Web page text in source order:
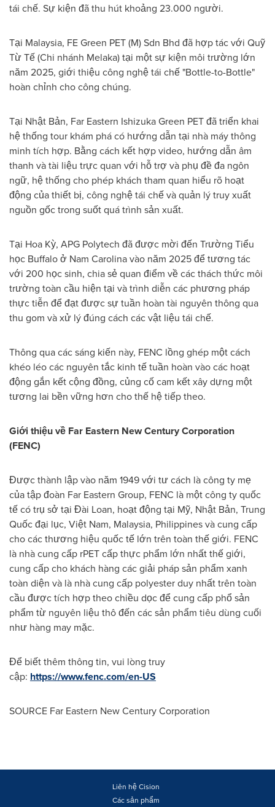
tái chế. Sự kiện đã thu hút khoảng 23.000 người.
Tại Malaysia, FE Green PET (M) Sdn Bhd đã hợp tác với Quỹ
Từ Tế (Chi nhánh Melaka) tại một sự kiện môi trường lớn
năm 2025, giới thiệu công nghệ tái chế "Bottle-to-Bottle"
hoàn chỉnh cho công chúng.
Tại Nhật Bản, Far Eastern Ishizuka Green PET đã triển khai
hệ thống tour khám phá có hướng dẫn tại nhà máy thông
minh tích hợp. Bằng cách kết hợp video, hướng dẫn âm
thanh và tài liệu trực quan với hỗ trợ và phụ đề đa ngôn
ngữ, hệ thống cho phép khách tham quan hiểu rõ hoạt
động của thiết bị, công nghệ tái chế và quản lý truy xuất
nguồn gốc trong suốt quá trình sản xuất.
Tại Hoa Kỳ, APG Polytech đã được mời đến Trường Tiểu
học Buffalo ở Nam Carolina vào năm 2025 để tương tác
với 200 học sinh, chia sẻ quan điểm về các thách thức môi
trường toàn cầu hiện tại và trình diễn các phương pháp
thực tiễn để đạt được sự tuần hoàn tài nguyên thông qua
thu gom và xử lý đúng cách các vật liệu tái chế.
Thông qua các sáng kiến này, FENC lồng ghép một cách
khéo léo các nguyên tắc kinh tế tuần hoàn vào các hoạt
động gắn kết cộng đồng, củng cố cam kết xây dựng một
tương lai bền vững hơn cho thế hệ tiếp theo.
Giới thiệu về Far Eastern New Century Corporation
(FENC)
Được thành lập vào năm 1949 với tư cách là công ty mẹ
của tập đoàn Far Eastern Group, FENC là một công ty quốc
tế có trụ sở tại Đài Loan, hoạt động tại Mỹ, Nhật Bản, Trung
Quốc đại lục, Việt Nam, Malaysia, Philippines và cung cấp
cho các thương hiệu quốc tế lớn trên toàn thế giới. FENC
là nhà cung cấp rPET cấp thực phẩm lớn nhất thế giới,
cung cấp cho khách hàng các giải pháp sản phẩm xanh
toàn diện và là nhà cung cấp polyester duy nhất trên toàn
cầu được tích hợp theo chiều dọc để cung cấp phổ sản
phẩm từ nguyên liệu thô đến các sản phẩm tiêu dùng cuối
như hàng may mặc.
Để biết thêm thông tin, vui lòng truy
cập: https://www.fenc.com/en-US
SOURCE Far Eastern New Century Corporation
Liên hệ Cision
Các sản phẩm